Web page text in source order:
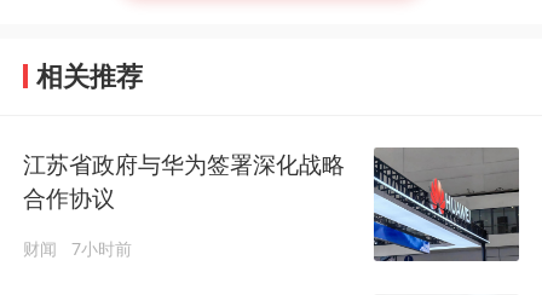
相关推荐
江苏省政府与华为签署深化战略
合作协议
财闻 7小时前